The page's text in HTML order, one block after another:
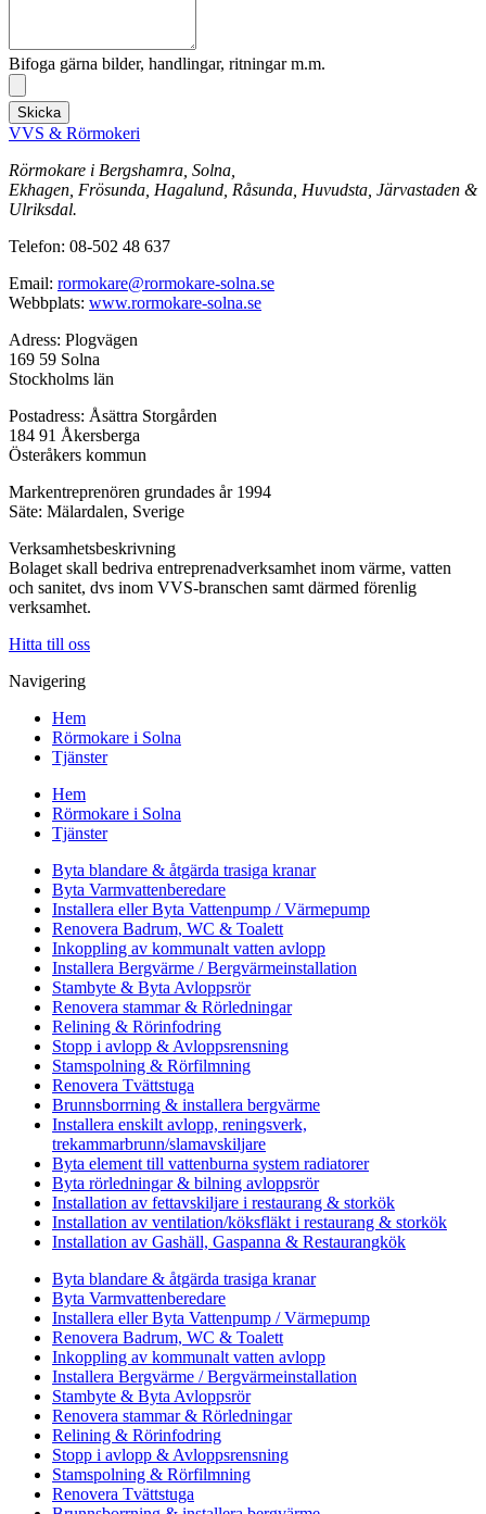
Bifoga gärna bilder, handlingar, ritningar m.m.
Skicka
VVS & Rörmokeri
Rörmokare i Bergshamra, Solna,
Ekhagen, Frösunda, Hagalund, Råsunda, Huvudsta, Järvastaden &
Ulriksdal.
Telefon: 08-502 48 637
Email: rormokare@rormokare-solna.se
Webbplats: www.rormokare-solna.se
Adress: Plogvägen
169 59 Solna
Stockholms län
Postadress: Åsättra Storgården
184 91 Åkersberga
Österåkers kommun
Markentreprenören grundades år 1994
Säte: Mälardalen, Sverige
Verksamhetsbeskrivning
Bolaget skall bedriva entreprenadverksamhet inom värme, vatten
och sanitet, dvs inom VVS-branschen samt därmed förenlig
verksamhet.
Hitta till oss
Navigering
Hem
Rörmokare i Solna
Tjänster
Hem
Rörmokare i Solna
Tjänster
Byta blandare & åtgärda trasiga kranar
Byta Varmvattenberedare
Installera eller Byta Vattenpump / Värmepump
Renovera Badrum, WC & Toalett
Inkoppling av kommunalt vatten avlopp
Installera Bergvärme / Bergvärmeinstallation
Stambyte & Byta Avloppsrör
Renovera stammar & Rörledningar
Relining & Rörinfodring
Stopp i avlopp & Avloppsrensning
Stamspolning & Rörfilmning
Renovera Tvättstuga
Brunnsborrning & installera bergvärme
Installera enskilt avlopp, reningsverk,
trekammarbrunn/slamavskiljare
Byta element till vattenburna system radiatorer
Byta rörledningar & bilning avloppsrör
Installation av fettavskiljare i restaurang & storkök
Installation av ventilation/köksfläkt i restaurang & storkök
Installation av Gashäll, Gaspanna & Restaurangkök
Byta blandare & åtgärda trasiga kranar
Byta Varmvattenberedare
Installera eller Byta Vattenpump / Värmepump
Renovera Badrum, WC & Toalett
Inkoppling av kommunalt vatten avlopp
Installera Bergvärme / Bergvärmeinstallation
Stambyte & Byta Avloppsrör
Renovera stammar & Rörledningar
Relining & Rörinfodring
Stopp i avlopp & Avloppsrensning
Stamspolning & Rörfilmning
Renovera Tvättstuga